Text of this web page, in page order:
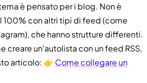
è pensato per i blog. Non è
100% con altri tipi di feed (come
che hanno strutture differenti.
creare un'autolista con un feed RSS,
articolo: 👉 Come collegare un